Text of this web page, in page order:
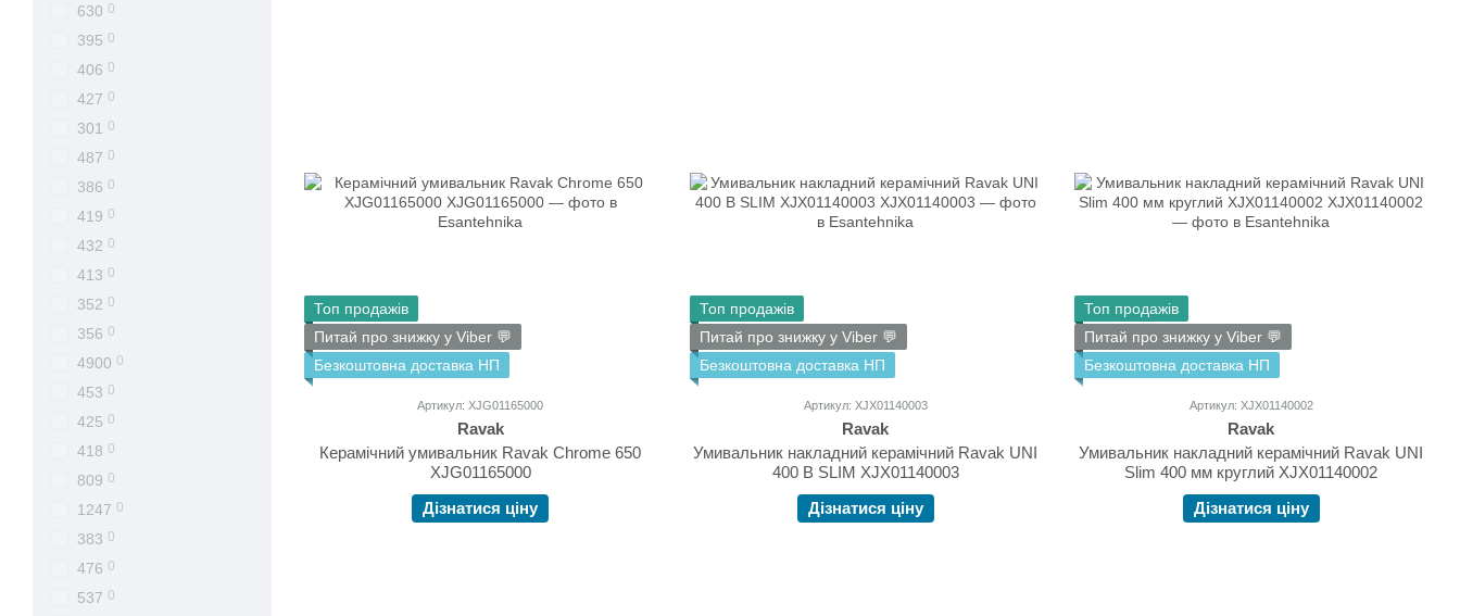
Топ продажів
Питай про знижку у Viber 💬
Безкоштовна доставка НП
Артикул: XJG01165000
Ravak
Керамічний умивальник Ravak Chrome 650
XJG01165000
Дізнатися ціну
Топ продажів
Питай про знижку у Viber 💬
Безкоштовна доставка НП
Артикул: XJX01140003
Ravak
Умивальник накладний керамічний Ravak UNI
400 B SLIM XJX01140003
Дізнатися ціну
Топ продажів
Питай про знижку у Viber 💬
Безкоштовна доставка НП
Артикул: XJX01140002
Ravak
Умивальник накладний керамічний Ravak UNI
Slim 400 мм круглий XJX01140002
Дізнатися ціну
630 0
395 0
406 0
427 0
301 0
487 0
386 0
419 0
432 0
413 0
352 0
356 0
4900 0
453 0
425 0
418 0
809 0
1247 0
383 0
476 0
537 0